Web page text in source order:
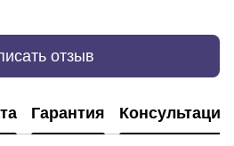
отзыв
Гарантия Консультация